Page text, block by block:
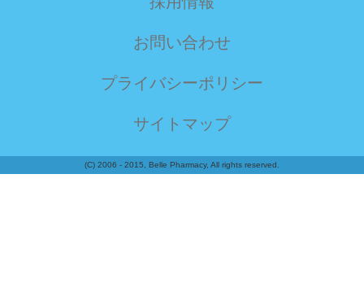
お問い合わせ
プライバシーポリシー
サイトマップ
(C) 2006 - 2015, Belle Pharmacy, All rights reserved.